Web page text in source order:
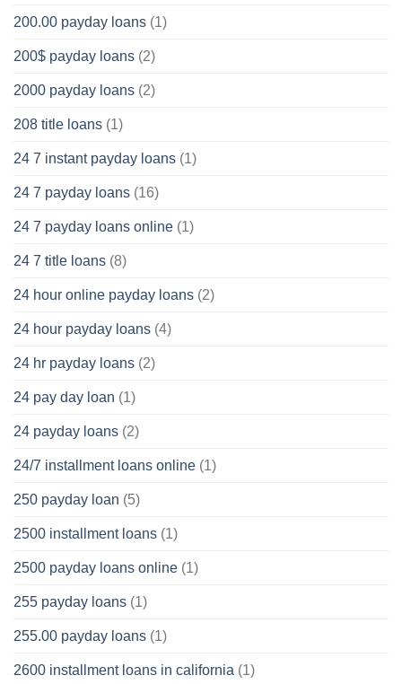
200.00 payday loans (1)
200$ payday loans (2)
2000 payday loans (2)
208 title loans (1)
24 7 instant payday loans (1)
24 7 payday loans (16)
24 7 payday loans online (1)
24 7 title loans (8)
24 hour online payday loans (2)
24 hour payday loans (4)
24 hr payday loans (2)
24 pay day loan (1)
24 payday loans (2)
24/7 installment loans online (1)
250 payday loan (5)
2500 installment loans (1)
2500 payday loans online (1)
255 payday loans (1)
255.00 payday loans (1)
2600 installment loans in california (1)